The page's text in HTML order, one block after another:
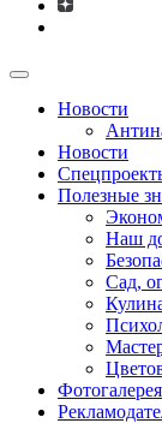
Новости
Новости
Полезные
Наш
Сад,
Фотогалерея